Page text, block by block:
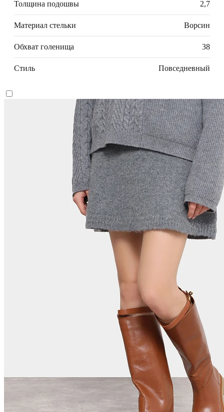
Толщина подошвы 2,7
Материал стельки Ворсин
Обхват голенища 38
Стиль Повседневный